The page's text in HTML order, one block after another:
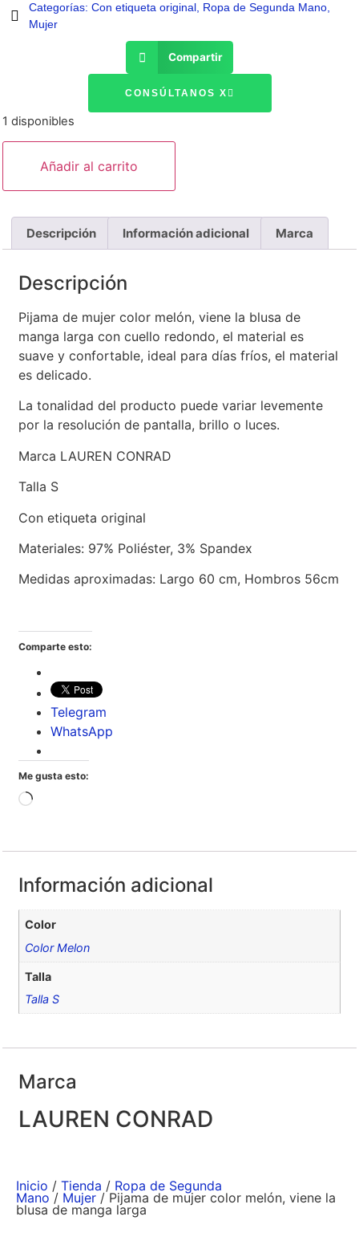
Categorías: Con etiqueta original Ropa de Segunda Mano
Mujer
Compartir
CONSÚLTANOS X
1 disponibles
Añadir al carrito
Descripción Información adicional Marca
Descripción
Pijama de mujer color melón, viene la blusa de
manga larga con cuello redondo, el material es
suave y confortable, ideal para días fríos, el material
es delicado.
La tonalidad del producto puede variar levemente
por la resolución de pantalla, brillo o luces.
Marca LAUREN CONRAD
Talla S
Con etiqueta original
Materiales: 97% Poliéster, 3% Spandex
Medidas aproximadas: Largo 60 cm, Hombros 56cm
Comparte esto:
Telegram
WhatsApp
Me gusta esto:
Información adicional
Color
Color Melon
Talla
Talla S
Marca
LAUREN CONRAD
Inicio / Tienda / Ropa de Segunda
Mano / Mujer / Pijama de mujer color melón, viene la
blusa de manga larga